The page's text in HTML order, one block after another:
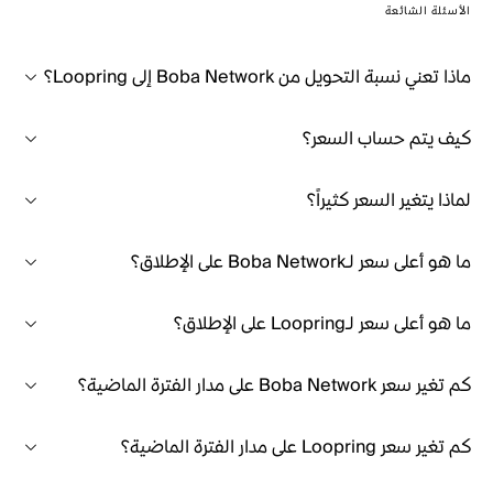
الأسئلة الشائعة
ماذا تعني نسبة التحويل من Boba Network إلى Loopring؟
كيف يتم حساب السعر؟
لماذا يتغير السعر كثيراً؟
ما هو أعلى سعر لـBoba Network على الإطلاق؟
ما هو أعلى سعر لـLoopring على الإطلاق؟
كم تغير سعر Boba Network على مدار الفترة الماضية؟
كم تغير سعر Loopring على مدار الفترة الماضية؟